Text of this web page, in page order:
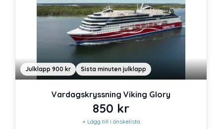
Julklapp 900 kr Sista minuten julklapp
Vardagskryssning Viking Glory
850 kr
+ Lägg till i önskelista